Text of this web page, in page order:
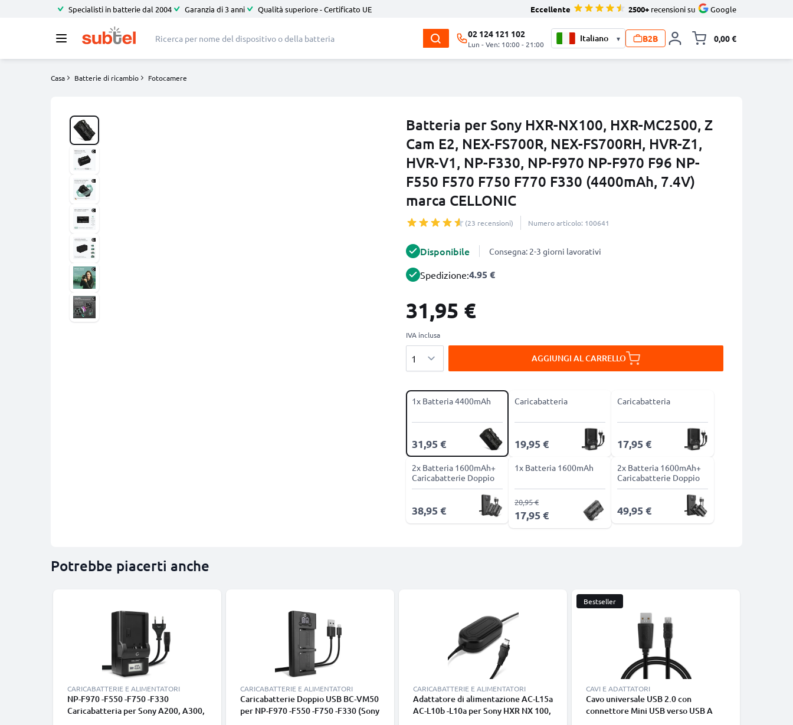
Specialisti in batterie dal 2004 Garanzia di 3 anni Qualità superiore - Certificato UE Eccellente 2500+ recensioni su Google
02 124 121 102
Lun - Ven: 10:00 - 21:00
▾ B2B 0,00 €
Casa Batterie di ricambio Fotocamere
Batteria per Sony HXR-NX100, HXR-MC2500, Z
Cam E2, NEX-FS700R, NEX-FS700RH, HVR-Z1,
HVR-V1, NP-F330, NP-F970 NP-F970 F96 NP-
F550 F570 F750 F770 F330 (4400mAh, 7.4V)
marca CELLONIC
(23 recensioni) Numero articolo: 100641
Disponibile Consegna: 2-3 giorni lavorativi
Spedizione:4.95 €
31,95 €
IVA inclusa
AGGIUNGI AL CARRELLO
1x Batteria 4400mAh
31,95 €
Caricabatteria
19,95 €
Caricabatteria
17,95 €
2x Batteria 1600mAh+
Caricabatterie Doppio
38,95 €
1x Batteria 1600mAh
17,95 €
20,95 €
2x Batteria 1600mAh+
Caricabatterie Doppio
49,95 €
Potrebbe piacerti anche
CARICABATTERIE E ALIMENTATORI
NP-F970 -F550 -F750 -F330
Caricabatteria per Sony A200, A300,
CARICABATTERIE E ALIMENTATORI
Caricabatterie Doppio USB BC-VM50
per NP-F970 -F550 -F750 -F330 (Sony
CARICABATTERIE E ALIMENTATORI
Adattatore di alimentazione AC-L15a
AC-L10b -L10a per Sony HXR NX 100,
Bestseller
CAVI E ADATTATORI
Cavo universale USB 2.0 con
connettore Mini USB verso USB A